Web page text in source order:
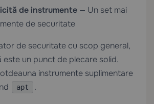
de instrumente — Un set mai
de securitate
de securitate cu scop general,
este un punct de plecare solid.
instrumente suplimentare
apt .